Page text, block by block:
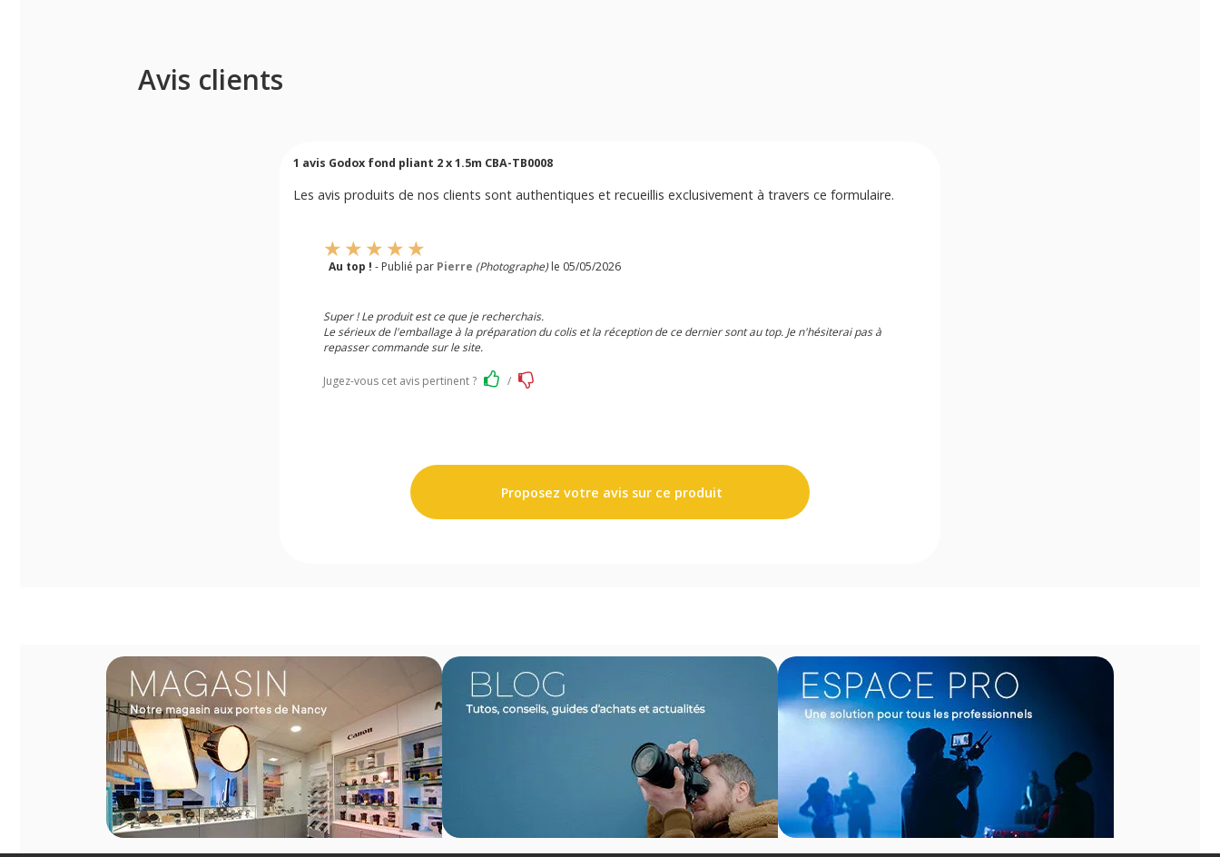
Avis clients
1 avis Godox fond pliant 2 x 1.5m CBA-TB0008
Les avis produits de nos clients sont authentiques et recueillis exclusivement à travers ce formulaire.
Au top ! - Publié par Pierre (Photographe)le 05/05/2026
Super ! Le produit est ce que je recherchais.
Le sérieux de l'emballage à la préparation du colis et la réception de ce dernier sont au top. Je n'hésiterai pas à
repasser commande sur le site.
Jugez-vous cet avis pertinent ? /
Proposez votre avis sur ce produit